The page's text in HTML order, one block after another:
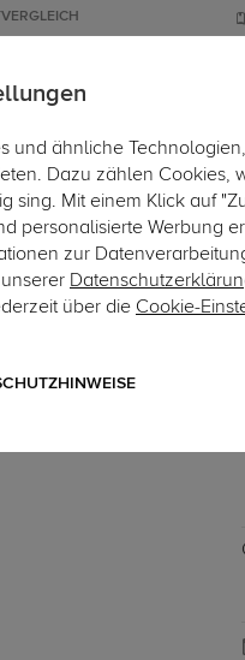
DACHBOXEN
und ähnliche
Dazu zählen Cookies,
sing. Mit einem Klick auf
personalisierte Werbung
zur
über die Cookie-